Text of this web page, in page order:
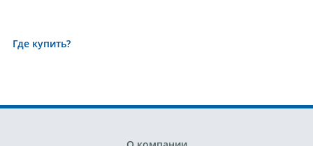
Где купить?